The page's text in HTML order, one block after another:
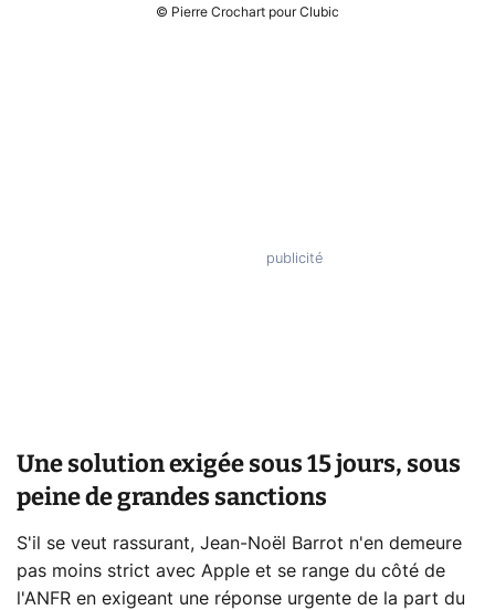
© Pierre Crochart pour Clubic
Une solution exigée sous 15 jours, sous
peine de grandes sanctions
S'il se veut rassurant, Jean-Noël Barrot n'en demeure
pas moins strict avec Apple et se range du côté de
l'ANFR en exigeant une réponse urgente de la part du